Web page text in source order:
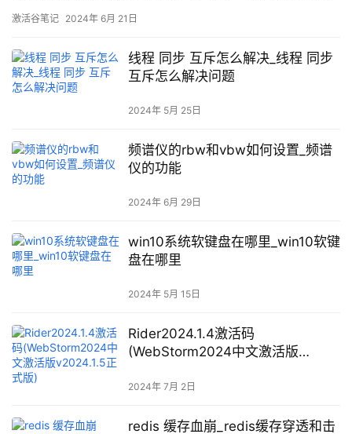
输出：Huffman编码的平均长度（保留两位小数）代码：#include
激活谷笔记 2024年 6月 21日
线程 同步 互斥怎么解决_线程 同步
互斥怎么解决问题
2024年 5月 25日
频谱仪的rbw和vbw如何设置_频谱
仪的功能
2024年 6月 29日
win10系统软键盘在哪里_win10软键
盘在哪里
2024年 5月 15日
Rider2024.1.4激活码
(WebStorm2024中文激活版
2024年 7月 2日
redis 缓存血崩_redis缓存穿透和击